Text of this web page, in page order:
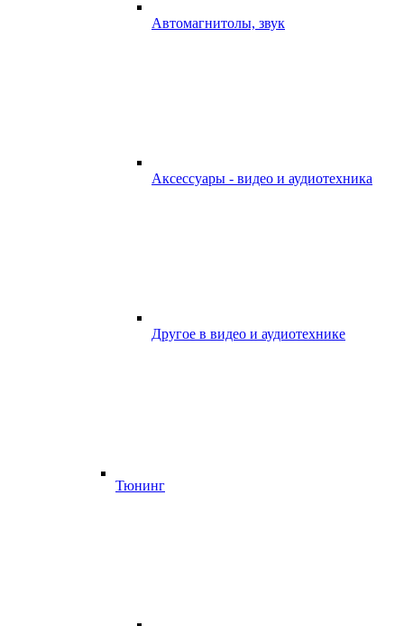
Автомагнитолы, звук
Аксессуары - видео и аудиотехника
Другое в видео и аудиотехнике
Тюнинг